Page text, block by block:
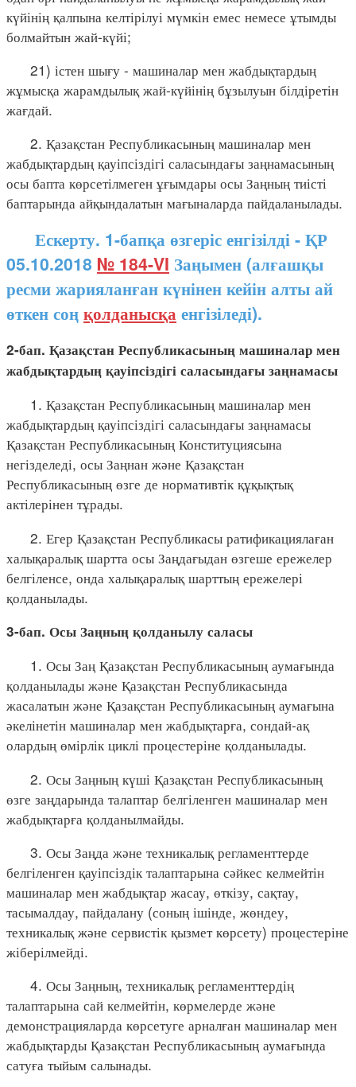
күйінің қалпына келтірілуі мүмкін емес немесе ұтымды
болмайтын жай-күйі;
21) істен шығу - машиналар мен жабдықтардың
жұмысқа жарамдылық жай-күйінің бұзылуын білдіретін
жағдай.
2. Қазақстан Республикасының машиналар мен
жабдықтардың қауіпсіздігі саласындағы заңнамасының
осы бапта көрсетілмеген ұғымдары осы Заңның тиісті
баптарында айқындалатын мағыналарда пайдаланылады.
Ескерту. 1-бапқа өзгеріс енгізілді - ҚР
05.10.2018 № 184-VI Заңымен (алғашқы
ресми жарияланған күнінен кейін алты ай
өткен соңқолданысқаенгізіледі).
2-бап. Қазақстан Республикасының машиналар мен
жабдықтардың қауіпсіздігі саласындағы заңнамасы
1. Қазақстан Республикасының машиналар мен
жабдықтардың қауіпсіздігі саласындағы заңнамасы
Қазақстан Республикасының Конституциясына
негізделеді, осы Заңнан және Қазақстан
Республикасының өзге де нормативтік құқықтық
актілерінен тұрады.
2. Егер Қазақстан Республикасы ратификациялаған
халықаралық шартта осы Заңдағыдан өзгеше ережелер
белгіленсе, онда халықаралық шарттың ережелері
қолданылады.
3-бап. Осы Заңның қолданылу саласы
1. Осы Заң Қазақстан Республикасының аумағында
қолданылады және Қазақстан Республикасында
жасалатын және Қазақстан Республикасының аумағына
әкелінетін машиналар мен жабдықтарға, сондай-ақ
олардың өмірлік циклі процестеріне қолданылады.
2. Осы Заңның күші Қазақстан Республикасының
өзге заңдарында талаптар белгіленген машиналар мен
жабдықтарға қолданылмайды.
3. Осы Заңда және техникалық регламенттерде
белгіленген қауіпсіздік талаптарына сәйкес келмейтін
машиналар мен жабдықтар жасау, өткізу, сақтау,
тасымалдау, пайдалану (соның ішінде, жөндеу,
техникалық және сервистік қызмет көрсету) процестеріне
жіберілмейді.
4. Осы Заңның, техникалық регламенттердің
талаптарына сай келмейтін, көрмелерде және
демонстрацияларда көрсетуге арналған машиналар мен
жабдықтарды Қазақстан Республикасының аумағында
сатуға тыйым салынады.